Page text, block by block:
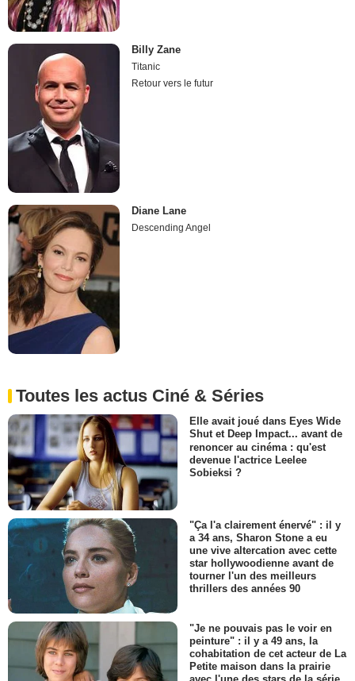
Billy Zane
Titanic
Retour vers le futur
Diane Lane
Descending Angel
Toutes les actus Ciné & Séries
Elle avait joué dans Eyes Wide
Shut et Deep Impact... avant de
renoncer au cinéma : qu'est
devenue l'actrice Leelee
Sobieksi ?
"Ça l'a clairement énervé" : il y
a 34 ans, Sharon Stone a eu
une vive altercation avec cette
star hollywoodienne avant de
tourner l'un des meilleurs
thrillers des années 90
"Je ne pouvais pas le voir en
peinture" : il y a 49 ans, la
cohabitation de cet acteur de La
Petite maison dans la prairie